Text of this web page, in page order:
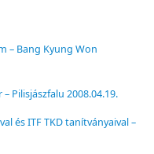
– Bang Kyung Won
Pilisjászfalu 2008.04.19.
és ITF TKD tanítványaival –